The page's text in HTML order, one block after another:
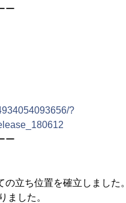
ー
?
ー
立ち位置を確立しました。
ました。